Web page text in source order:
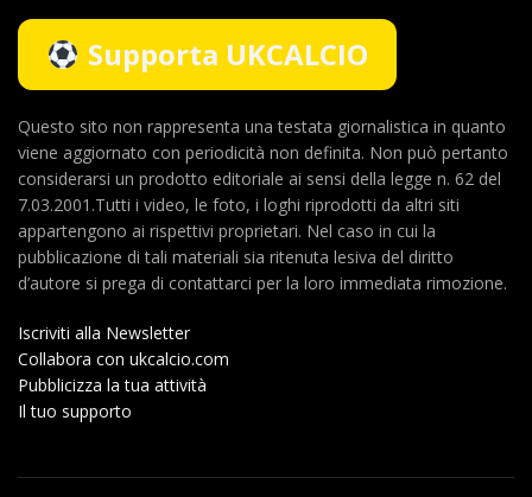
Supporta UKCALCIO
Questo sito non rappresenta una testata giornalistica in quanto
viene aggiornato con periodicità non definita. Non può pertanto
considerarsi un prodotto editoriale ai sensi della legge n. 62 del
7.03.2001.Tutti i video, le foto, i loghi riprodotti da altri siti
appartengono ai rispettivi proprietari. Nel caso in cui la
pubblicazione di tali materiali sia ritenuta lesiva del diritto
d’autore si prega di contattarci per la loro immediata rimozione.
Iscriviti alla Newsletter
Collabora con ukcalcio.com
Pubblicizza la tua attività
Il tuo supporto